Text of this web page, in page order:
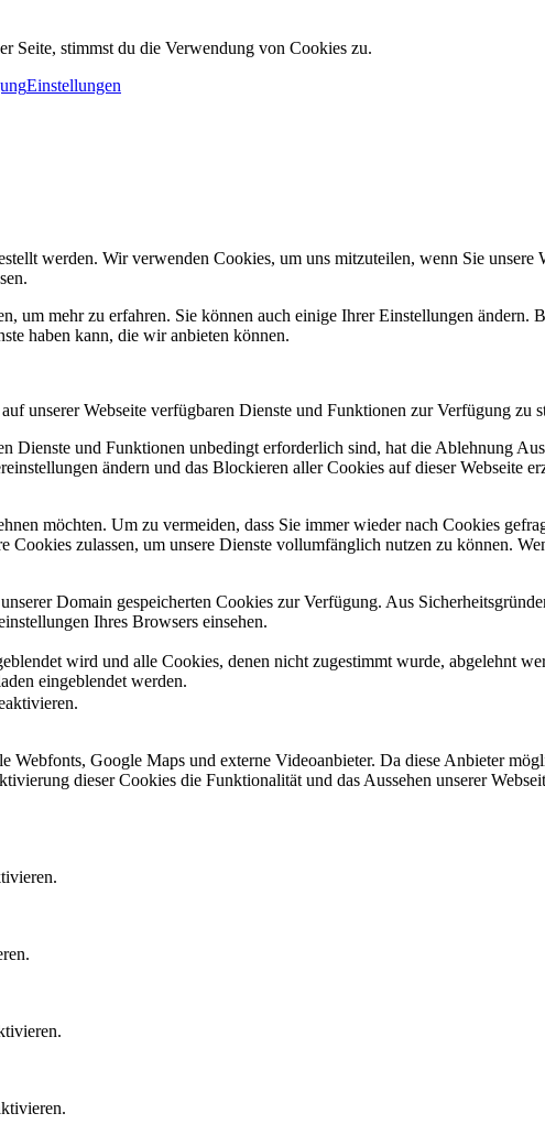
Seite, stimmst du die Verwendung von Cookies zu.
Einstellungen
werden. Wir verwenden Cookies, um uns mitzuteilen, wenn Sie
um mehr zu erfahren. Sie können auch einige Ihrer Einstellungen
haben kann, die wir anbieten können.
unserer Webseite verfügbaren Dienste und Funktionen zur Verfügung zu
Dienste und Funktionen unbedingt erforderlich sind, hat die Ablehnung
ändern und das Blockieren aller Cookies auf dieser Webseite
möchten. Um zu vermeiden, dass Sie immer wieder nach Cookies
Cookies zulassen, um unsere Dienste vollumfänglich nutzen zu können.
Domain gespeicherten Cookies zur Verfügung. Aus
Ihres Browsers einsehen.
wird und alle Cookies, denen nicht zugestimmt wurde, abgelehnt
eingeblendet werden.
Webfonts, Google Maps und externe Videoanbieter. Da diese Anbieter
dieser Cookies die Funktionalität und das Aussehen unserer